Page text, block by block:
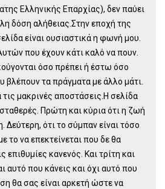
Ελληνικής Επαρχίας), δεν παύει
δόση αλήθειας.Στην εποχή της
είναι ουσιαστικά η φωνή μου.
που έχουν κάτι καλό να πουν.
όσο πρέπει ή έστω όσο
βλέπουν τα πράγματα με άλλο μάτι.
τις μακρινές αποστάσεις.Η σελίδα
Πρώτη και κύρια ότι η ζωή
Δεύτερη, ότι το σύμπαν είναι τόσο
το να επεκτείνεται που δε θα
επιθυμίες κανενός. Και τρίτη και
αυτό που κάνεις και όχι αυτό που
θα σας είναι αρκετή ώστε να